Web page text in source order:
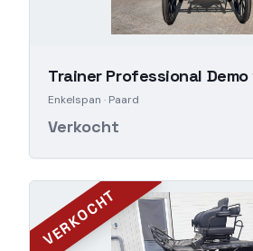
Trainer Professional
Enkelspan · Paard
Verkocht
VERKOCHT